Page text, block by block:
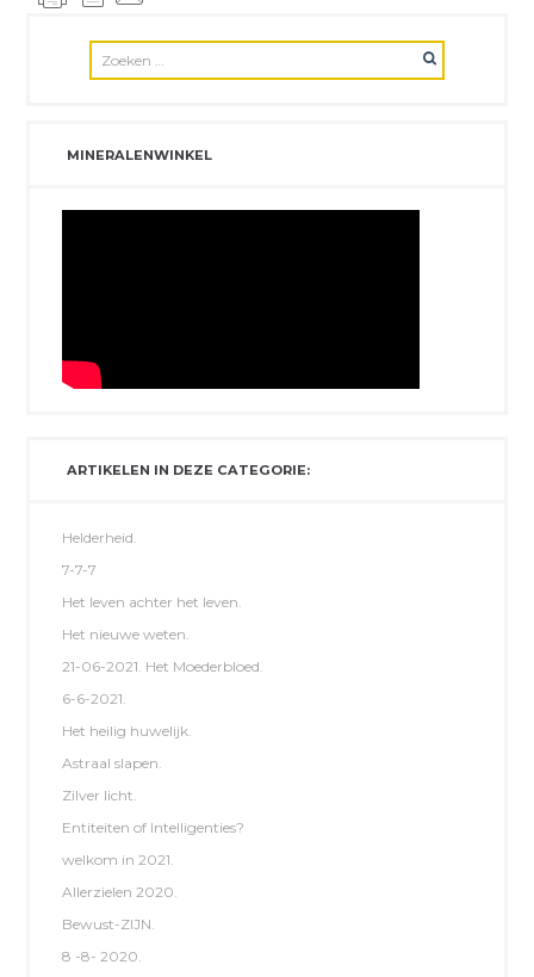
MINERALENWINKEL
ARTIKELEN IN DEZE CATEGORIE:
Helderheid.
7-7-7
Het leven achter het leven.
Het nieuwe weten.
21-06-2021. Het Moederbloed.
6-6-2021.
Het heilig huwelijk.
Astraal slapen.
Zilver licht.
Entiteiten of Intelligenties?
welkom in 2021.
Allerzielen 2020.
Bewust-ZIJN.
8 -8- 2020.